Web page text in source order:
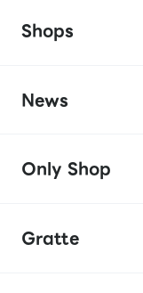
Shops
News
Only Shop
Gratte